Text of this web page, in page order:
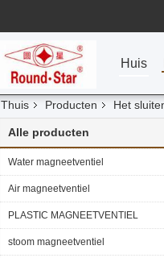
Huis
Thuis Producten Het
Alle producten
Water magneetventiel
Air magneetventiel
PLASTIC MAGNEETVENTIEL
stoom magneetventiel